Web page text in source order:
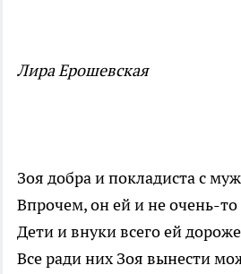
Лира Ерошевская
Зоя добра и покладиста с
Впрочем, он ей и не очень-
Дети и внуки всего ей
Все ради них Зоя вынести